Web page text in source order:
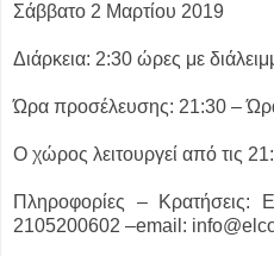
Σάββατο 2 Μαρτίου 2019
Διάρκεια: 2:30 ώρες με
Ώρα προσέλευσης: 21:30 –
Ο χώρος λειτουργεί από τις
Πληροφορίες –
2105200602 –email: